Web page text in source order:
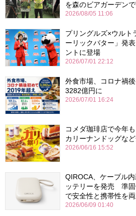
を森のビアガーデン
2026/08/05 11:06
プリングルズ×ウルト
ーリックバター」発
ントに登場
2026/07/01 22:12
外食市場、コロナ禍
3282億円に
2026/07/01 16:24
コメダ珈琲店で今年
カリーナンドッグな
2026/06/16 15:52
QIROCA、ケーブル
ッテリーを発売 準固
で安全性と携帯性を
2026/06/09 01:40